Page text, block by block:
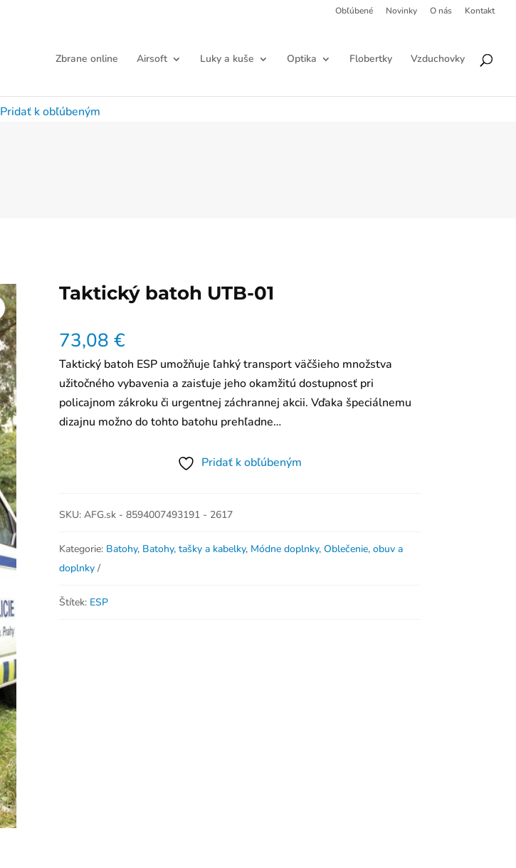
Obľúbené Novinky O nás Kontakt
Zbrane online Airsoft Luky a kuše Optika Flobertky Vzduchovky
Pridať k obľúbeným
Taktický batoh UTB-01
73,08 €
Taktický batoh ESP umožňuje ľahký transport väčšieho množstva
užitočného vybavenia a zaisťuje jeho okamžitú dostupnosť pri
policajnom zákroku či urgentnej záchrannej akcii. Vďaka špeciálnemu
dizajnu možno do tohto batohu prehľadne…
Pridať k obľúbeným
SKU: AFG.sk - 8594007493191 - 2617
Kategorie: Batohy, Batohy, tašky a kabelky, Módne doplnky, Oblečenie, obuv a
doplnky
Štítek: ESP